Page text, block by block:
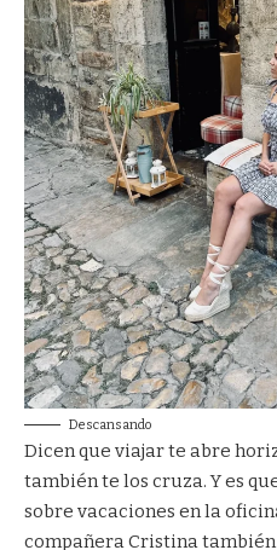
Descansando
Dicen que viajar te abre
también te los cruza. Y es
sobre vacaciones en la
compañera Cristina